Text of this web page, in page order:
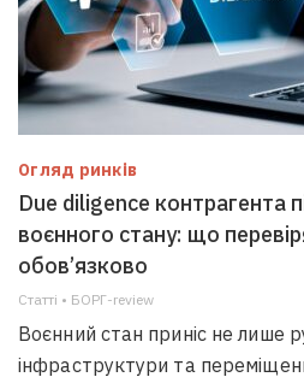
Огляд ринків
Due diligence контрагента
воєнного стану: що
обов’язково
Статті • БОРГ-review
Воєнний стан приніс не лише
інфраструктури та